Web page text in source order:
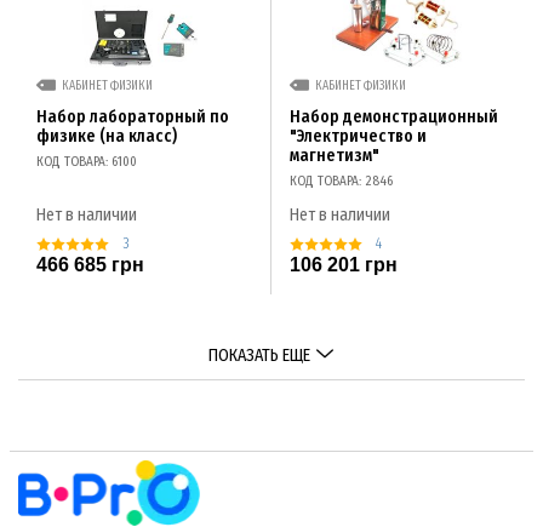
КАБИНЕТ ФИЗИКИ
Набор лабораторный по
физике (на класс)
КОД ТОВАРА: 6100
Нет в наличии
3
466 685 грн
КАБИНЕТ ФИЗИКИ
Набор демонстрационный
"Электричество и
магнетизм"
КОД ТОВАРА: 2846
Нет в наличии
4
106 201 грн
ПОКАЗАТЬ ЕЩЕ